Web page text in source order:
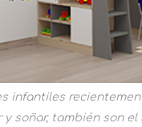
infantiles
y soñar, también son